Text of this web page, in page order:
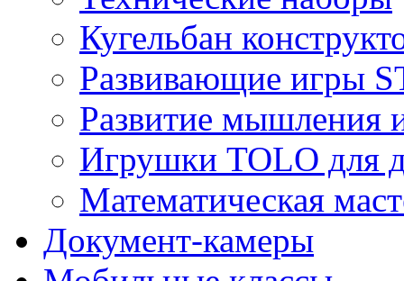
Кугельбан
Развивающие игры
Развитие мышления
Игрушки TOLO для
Математическая
Документ-камеры